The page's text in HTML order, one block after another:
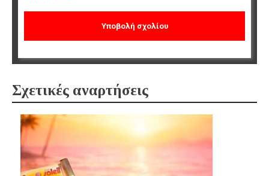
Σχετικές αναρτήσεις